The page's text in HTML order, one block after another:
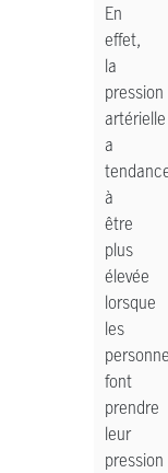
En
effet,
la
pression
artérielle
a
à
être
plus
élevée
lorsque
les
font
prendre
leur
pression